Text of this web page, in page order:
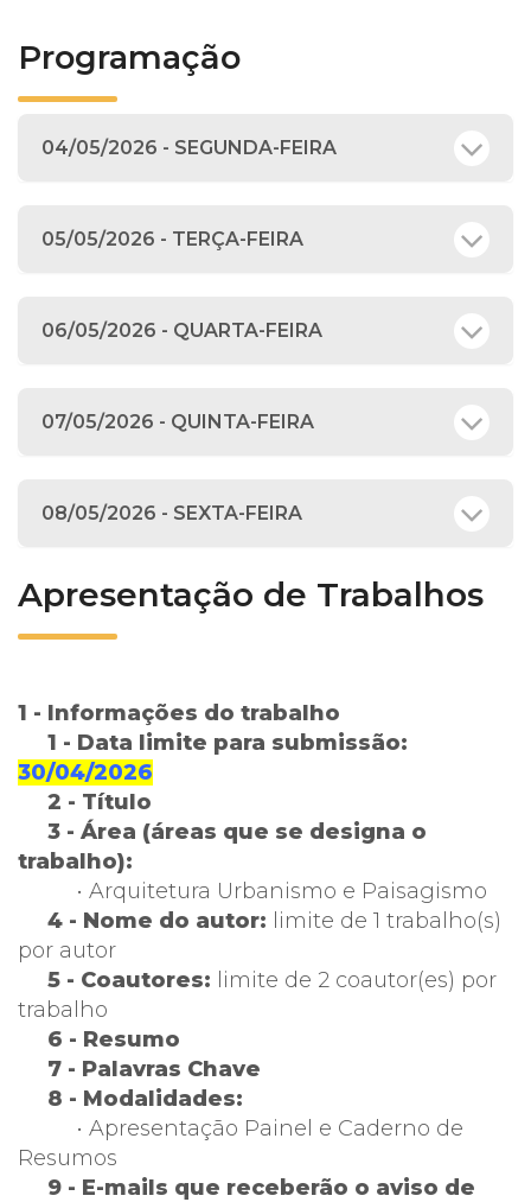
Programação
04/05/2026 - SEGUNDA-FEIRA
05/05/2026 - TERÇA-FEIRA
06/05/2026 - QUARTA-FEIRA
07/05/2026 - QUINTA-FEIRA
08/05/2026 - SEXTA-FEIRA
Apresentação de Trabalhos
1 - Informações do trabalho
1 - Data limite para submissão:
30/04/2026
2 - Título
3 - Área (áreas que se designa o
trabalho):
• Arquitetura Urbanismo e Paisagismo
4 - Nome do autor: limite de 1 trabalho(s)
por autor
5 - Coautores: limite de 2 coautor(es) por
trabalho
6 - Resumo
7 - Palavras Chave
8 - Modalidades:
• Apresentação Painel e Caderno de
Resumos
9 - E-mails que receberão o aviso de